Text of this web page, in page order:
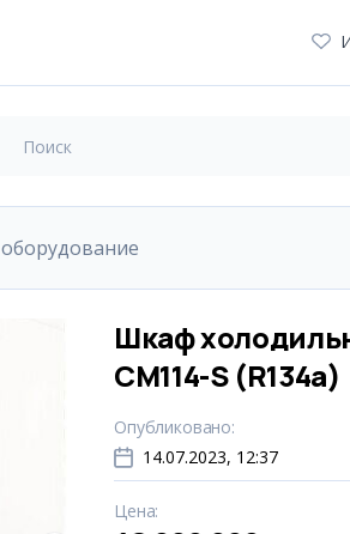
Шкаф
CM114-S (R134a)
Опубликовано:
14.07.2023, 12:37
Цена: